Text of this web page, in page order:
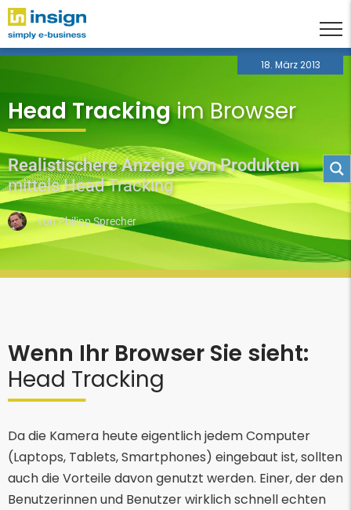
18. März 2013
Head Trackingim Browser
Realistischere Anzeige von Produkten
mittels Head Tracking
vonPhilipp Sprecher
Wenn Ihr Browser Sie sieht:
Head Tracking
Da die Kamera heute eigentlich jedem Computer
(Laptops, Tablets, Smartphones) eingebaut ist, sollten
auch die Vorteile davon genutzt werden. Einer, der den
Benutzerinnen und Benutzer wirklich schnell echten